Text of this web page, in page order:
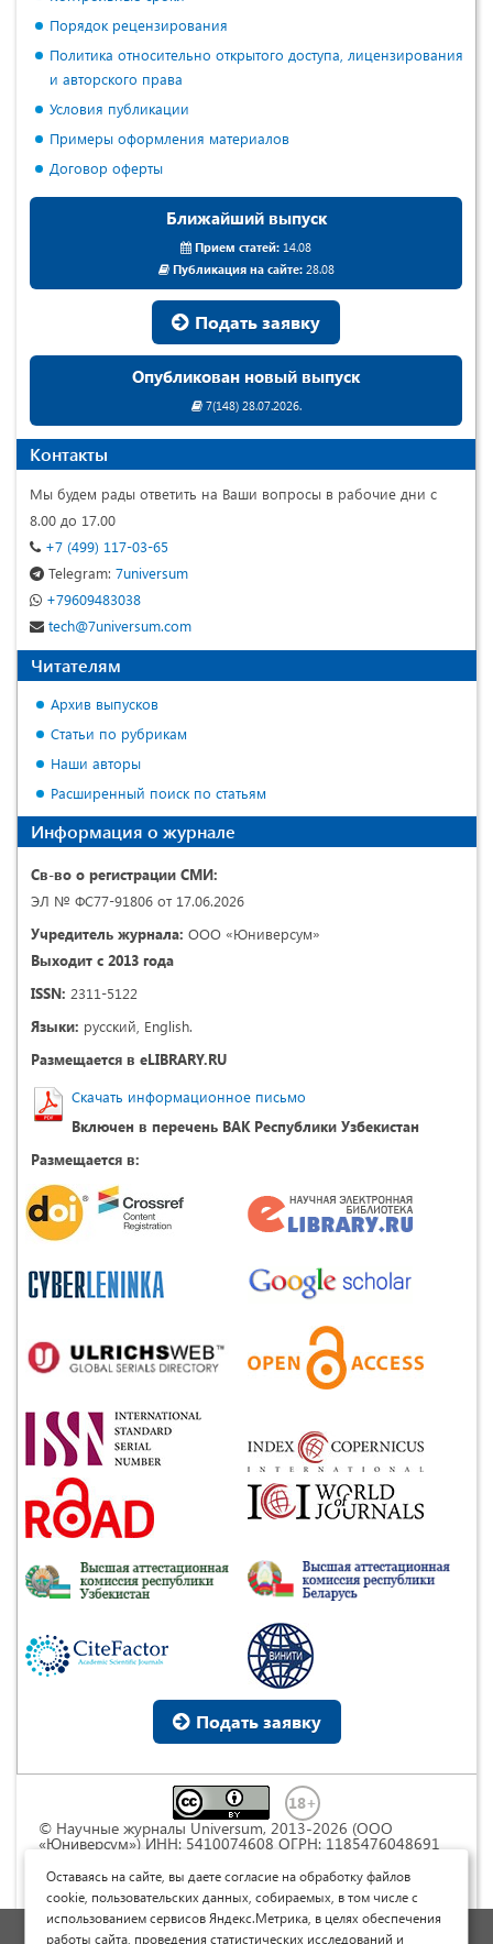
Порядок рецензирования
Политика относительно открытого доступа, лицензирования
и авторского права
Условия публикации
Примеры оформления материалов
Договор оферты
Ближайший выпуск
Прием статей: 14.08
Публикация на сайте:28.08
Подать заявку
Опубликован новый выпуск
7(148) 28.07.2026.
Контакты
Мы будем рады ответить на Ваши вопросы в рабочие дни с
8.00 до 17.00
+7 (499) 117-03-65
Telegram: 7universum
+79609483038
tech@7universum.com
Читателям
Архив выпусков
Статьи по рубрикам
Наши авторы
Расширенный поиск по статьям
Информация о журнале
Св-во о регистрации СМИ:
ЭЛ № ФС77-91806 от 17.06.2026
Учредитель журнала: ООО «Юниверсум»
Выходит с 2013 года
ISSN: 2311-5122
Языки: русский, English.
Размещается в eLIBRARY.RU
Скачать информационное письмо
Включен в перечень ВАК Республики Узбекистан
Размещается в:
Подать заявку
© Научные журналы Universum, 2013-2026 (ООО
«Юниверсум») ИНН: 5410074608 ОГРН: 1185476048691
Commons « Attribution» («Атрибуция») 4.0
Непортированная
Политика обработки персональных данных
Оставаясь на сайте, вы даете согласие на обработку файлов
cookie, пользовательских данных, собираемых, в том числе с
использованием сервисов Яндекс.Метрика, в целях обеспечения
работы сайта, проведения статистических исследований и